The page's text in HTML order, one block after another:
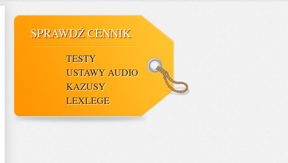
SPRAWDŹ CENNIK
TESTY
USTAWY AUDIO
KAZUSY
LEXLEGE